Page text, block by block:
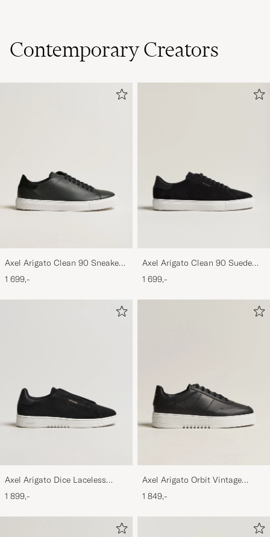
Contemporary Creators
Axel Arigato Clean 90 Sneaker
Black
1 699,-
Axel Arigato Clean 90 Suede
Sneaker Black
1 699,-
Axel Arigato Dice Laceless
Suede Sneaker Black
1 899,-
Axel Arigato Orbit Vintage
Sneaker Black
1 849,-